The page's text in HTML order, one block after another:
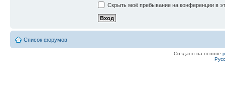
Скрыть моё пребывание на конференции в
Список форумов
Создано на основе